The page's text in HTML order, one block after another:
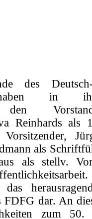
des Deutsch-
in
den
Reinhards als
als
als stellv.
FDFG dar. An
zum 50.